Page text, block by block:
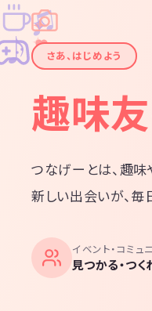
✦
✦
✧
✧
♪
♫
さあ、はじめよう
趣味友
つなげーとは、趣味
新しい出会いが、毎
イベント・コミュ
見つかる・つく